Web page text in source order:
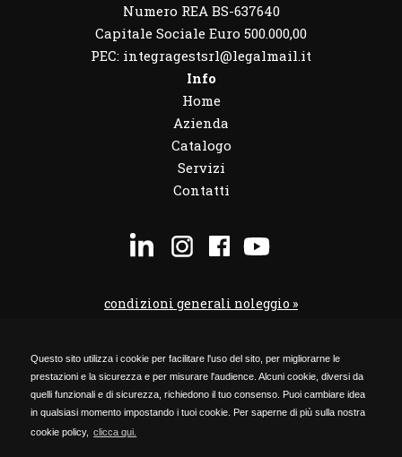
Questo sito utilizza i cookie per facilitare l'uso del sito, per migliorarne le
prestazioni e la sicurezza e per misurare l'audience. Alcuni cookie, diversi da
quelli funzionali e di sicurezza, richiedono il tuo consenso. Puoi cambiare idea
in qualsiasi momento impostando i tuoi cookie. Per saperne di più sulla nostra
cookie policy,
clicca qui.
Numero REA BS-637640
Capitale Sociale Euro 500.000,00
PEC: integragestsrl@legalmail.it
Info
Home
Azienda
Catalogo
Servizi
Contatti
condizioni generali noleggio »
codice etico »
Privacy Policy »
Cookie Policy »